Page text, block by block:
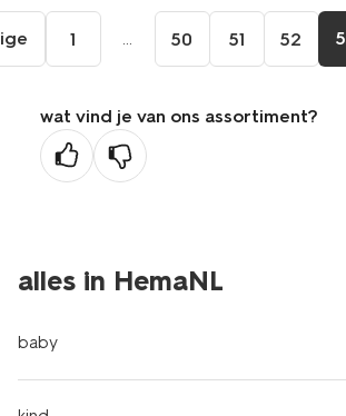
1 ... 50 51 52
wat vind je van ons assortiment?
alles in HemaNL
baby